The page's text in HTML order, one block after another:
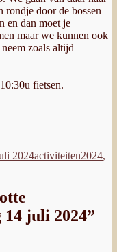
rondje door de bossen
en dan moet je
maar we kunnen ook
zoals altijd
fietsen.
2024activiteiten2024,
juli 2024”